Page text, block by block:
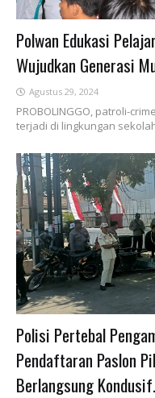
Polwan Edukasi
Wujudkan Generasi
Agustus 29, 2024
PROBOLINGGO, patroli-
terjadi di lingkungan
Polisi Pertebal
Pendaftaran Paslon
Berlangsung Kondusif.